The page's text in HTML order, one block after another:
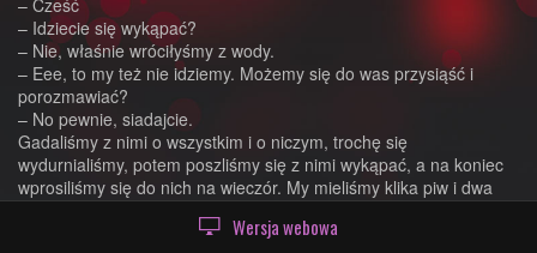
Wersja webowa
– Idziecie się wykąpać?
– Nie, właśnie wróciłyśmy z wody.
– Eee, to my też nie idziemy. Możemy się do was przysiąść i
porozmawiać?
– No pewnie, siadajcie.
Gadaliśmy z nimi o wszystkim i o niczym, trochę się
wydurnialiśmy, potem poszliśmy się z nimi wykąpać, a na koniec
wprosiliśmy się do nich na wieczór. My mieliśmy klika piw i dwa
wina marki wino, one miały ciastka, paluszki i kanapki no i
oczywiście swoje młode,seksowneciałka. W miarę wypitego